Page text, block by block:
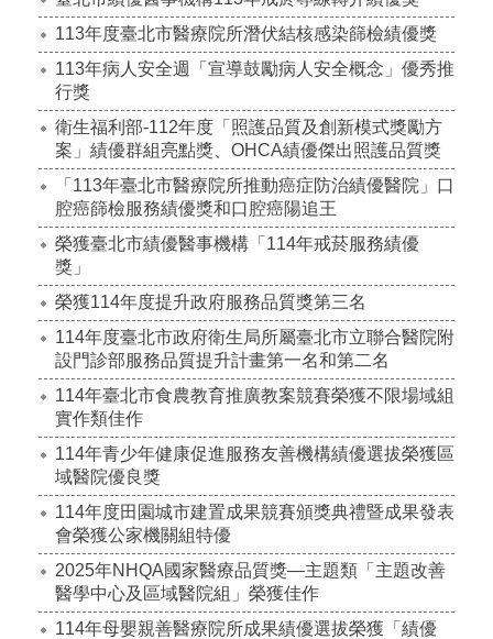
113年度臺北市醫療院所潛伏結核感染篩檢績優獎
113年病人安全週「宣導鼓勵病人安全概念」優秀推
行獎
衛生福利部-112年度「照護品質及創新模式獎勵方
案」績優群組亮點獎、OHCA績優傑出照護品質獎
「113年臺北市醫療院所推動癌症防治績優醫院」口
腔癌篩檢服務績優獎和口腔癌陽追王
榮獲臺北市績優醫事機構「114年戒菸服務績優
獎」
榮獲114年度提升政府服務品質獎第三名
114年度臺北市政府衛生局所屬臺北市立聯合醫院附
設門診部服務品質提升計畫第一名和第二名
114年臺北市食農教育推廣教案競賽榮獲不限場域組
實作類佳作
114年青少年健康促進服務友善機構績優選拔榮獲區
域醫院優良獎
114年度田園城市建置成果競賽頒獎典禮暨成果發表
會榮獲公家機關組特優
2025年NHQA國家醫療品質獎—主題類「主題改善
醫學中心及區域醫院組」榮獲佳作
114年母嬰親善醫療院所成果績優選拔榮獲「績優